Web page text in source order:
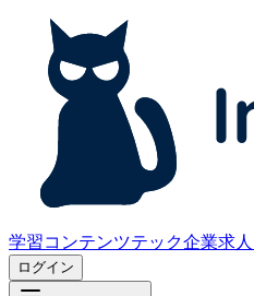
学習コンテンツテック企業求人
ログイン